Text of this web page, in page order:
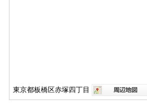
東京都板橋区赤塚四丁目